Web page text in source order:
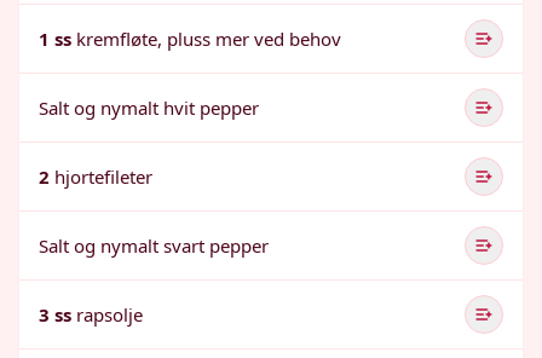
1 ss kremfløte, pluss mer ved behov
Salt og nymalt hvit pepper
2 hjortefileter
Salt og nymalt svart pepper
3 ss rapsolje